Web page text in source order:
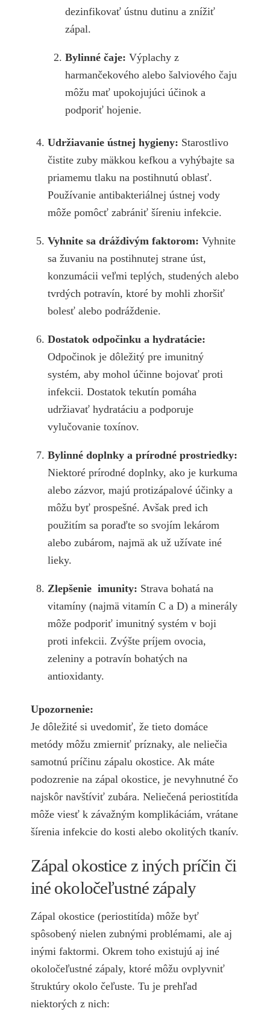
dezinfikovať ústnu dutinu a znížiť
zápal.
Bylinné čaje: Výplachy z
harmančekového alebo šalviového čaju
môžu mať upokojujúci účinok a
podporiť hojenie.
Udržiavanie ústnej hygieny: Starostlivo
čistite zuby mäkkou kefkou a vyhýbajte sa
priamemu tlaku na postihnutú oblasť.
Používanie antibakteriálnej ústnej vody
môže pomôcť zabrániť šíreniu infekcie.
Vyhnite sa dráždivým faktorom:Vyhnite
sa žuvaniu na postihnutej strane úst,
konzumácii veľmi teplých, studených alebo
tvrdých potravín, ktoré by mohli zhoršiť
bolesť alebo podráždenie.
Dostatok odpočinku a hydratácie:
Odpočinok je dôležitý pre imunitný
systém, aby mohol účinne bojovať proti
infekcii. Dostatok tekutín pomáha
udržiavať hydratáciu a podporuje
vylučovanie toxínov.
Bylinné doplnky a prírodné prostriedky:
Niektoré prírodné doplnky, ako je kurkuma
alebo zázvor, majú protizápalové účinky a
môžu byť prospešné. Avšak pred ich
použitím sa poraďte so svojím lekárom
alebo zubárom, najmä ak už užívate iné
lieky.
Zlepšenie imunity: Strava bohatá na
vitamíny (najmä vitamín C a D) a minerály
môže podporiť imunitný systém v boji
proti infekcii. Zvýšte príjem ovocia,
zeleniny a potravín bohatých na
antioxidanty.
Upozornenie:
Je dôležité si uvedomiť, že tieto domáce
metódy môžu zmierniť príznaky, ale neliečia
samotnú príčinu zápalu okostice. Ak máte
podozrenie na zápal okostice, je nevyhnutné čo
najskôr navštíviť zubára. Neliečená periostitída
môže viesť k závažným komplikáciám, vrátane
šírenia infekcie do kosti alebo okolitých tkanív.
Zápal okostice z iných príčin či
iné okoločeľustné zápaly
Zápal okostice (periostitída) môže byť
spôsobený nielen zubnými problémami, ale aj
inými faktormi. Okrem toho existujú aj iné
okoločeľustné zápaly, ktoré môžu ovplyvniť
štruktúry okolo čeľuste. Tu je prehľad
niektorých z nich: